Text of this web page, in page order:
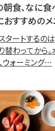
食、なに食
おすすめの
タートするの
替わってから
ウォーミング…